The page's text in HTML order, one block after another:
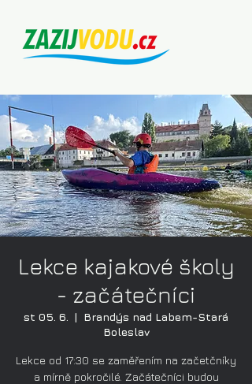
Lekce kajakové školy
- začátečníci
st 05. 6.
  |
Brandýs nad Labem-Stará
Boleslav
Lekce od 17:30 se zaměřením na začetčníky
a mírně pokročilé. Začátečníci budou